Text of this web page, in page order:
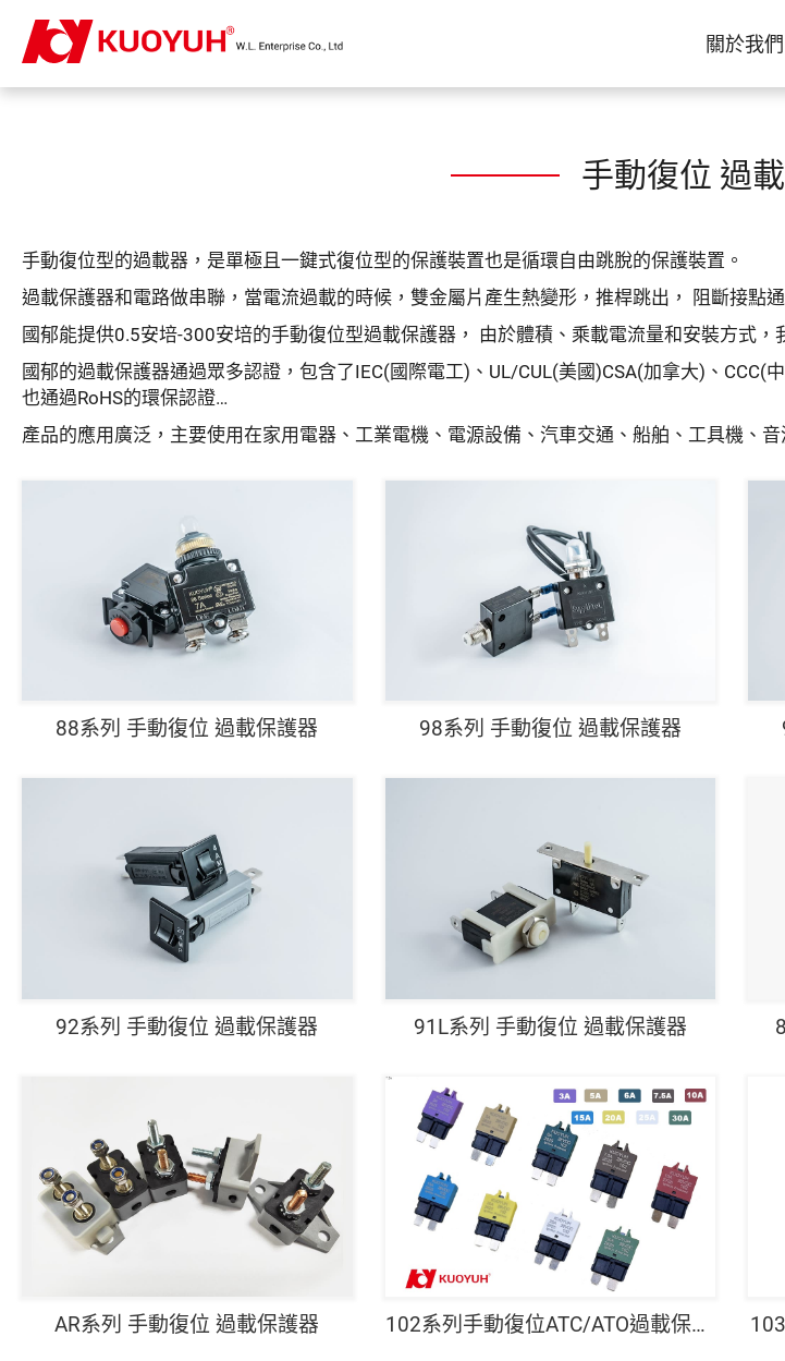
關於我們
手動復位 過
手動復位型的過載器，是單極且一鍵式復位型的保護裝置也是循環自由跳脫的保護裝置。
過載保護器和電路做串聯，當電流過載的時候，雙金屬片產生熱變形，推桿跳出， 阻斷接點
國郁能提供0.5安培-300安培的手動復位型過載保護器， 由於體積、乘載電流量和安裝方式，
國郁的過載保護器通過眾多認證，包含了IEC(國際電工)、UL/CUL(美國)CSA(加拿大)、
也通過RoHS的環保認證…
產品的應用廣泛，主要使用在家用電器、工業電機、電源設備、汽車交通、船舶、工具機、
88系列 手動復位 過載保護器 98系列 手動復位 過載保護器
92系列 手動復位 過載保護器 91L系列 手動復位 過載保護器
AR系列 手動復位 過載保護器 102系列手動復位ATC/ATO過載保護器